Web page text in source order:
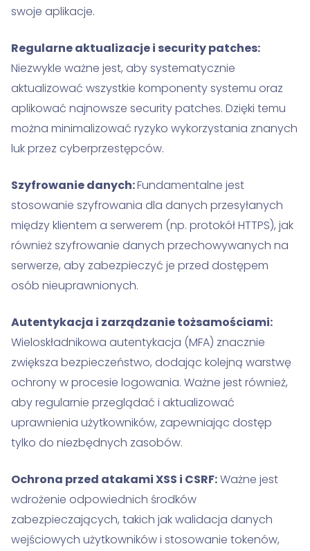
swoje aplikacje.
Regularne aktualizacje i security patches:
Niezwykle ważne jest, aby systematycznie
aktualizować wszystkie komponenty systemu oraz
aplikować najnowsze security patches. Dzięki temu
można minimalizować ryzyko wykorzystania znanych
luk przez cyberprzestępców.
Szyfrowanie danych:Fundamentalne jest
stosowanie szyfrowania dla danych przesyłanych
między klientem a serwerem (np. protokół HTTPS), jak
również szyfrowanie danych przechowywanych na
serwerze, aby zabezpieczyć je przed dostępem
osób nieuprawnionych.
Autentykacja i zarządzanie tożsamościami:
Wieloskładnikowa autentykacja (MFA) znacznie
zwiększa bezpieczeństwo, dodając kolejną warstwę
ochrony w procesie logowania. Ważne jest również,
aby regularnie przeglądać i aktualizować
uprawnienia użytkowników, zapewniając dostęp
tylko do niezbędnych zasobów.
Ochrona przed atakami XSS i CSRF:Ważne jest
wdrożenie odpowiednich środków
zabezpieczających, takich jak walidacja danych
wejściowych użytkowników i stosowanie tokenów,